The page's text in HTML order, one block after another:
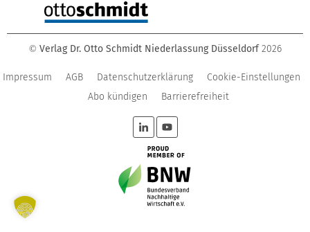
© Verlag Dr. Otto Schmidt Niederlassung Düsseldorf 2026
Impressum AGB Datenschutzerklärung
Cookie-Einstellungen
Abo kündigen
Barrierefreiheit